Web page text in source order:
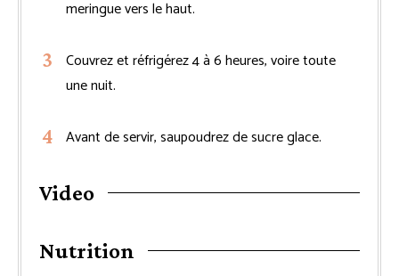
meringue vers le haut.
Couvrez et réfrigérez 4 à 6 heures, voire toute
une nuit.
Avant de servir, saupoudrez de sucre glace.
Video
Nutrition